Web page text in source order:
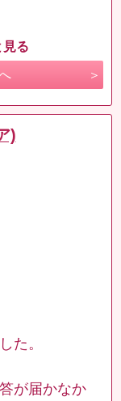
見る
)
た。
が届かなか